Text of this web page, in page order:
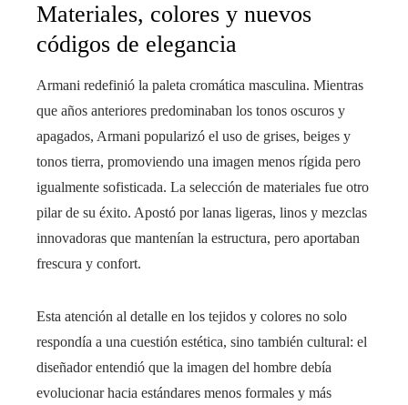
Materiales, colores y nuevos
códigos de elegancia
Armani redefinió la paleta cromática masculina. Mientras
que años anteriores predominaban los tonos oscuros y
apagados, Armani popularizó el uso de grises, beiges y
tonos tierra, promoviendo una imagen menos rígida pero
igualmente sofisticada. La selección de materiales fue otro
pilar de su éxito. Apostó por lanas ligeras, linos y mezclas
innovadoras que mantenían la estructura, pero aportaban
frescura y confort.
Esta atención al detalle en los tejidos y colores no solo
respondía a una cuestión estética, sino también cultural: el
diseñador entendió que la imagen del hombre debía
evolucionar hacia estándares menos formales y más